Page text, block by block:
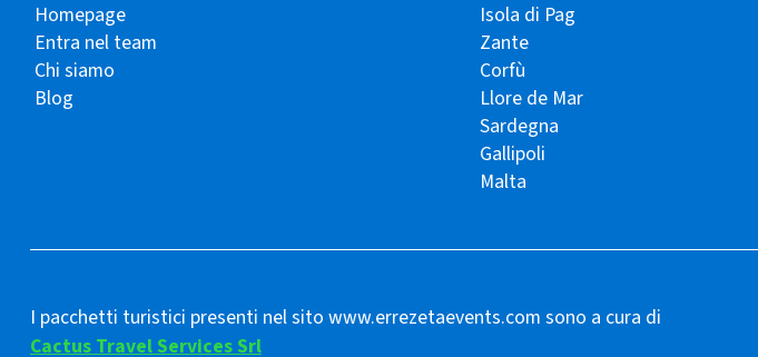
Homepage
Entra nel team
Chi siamo
Blog
Isola di Pag
Zante
Corfù
Llore de Mar
Sardegna
Gallipoli
Malta
I pacchetti turistici presenti nel sito www.errezetaevents.com sono a cura di
Cactus Travel Services Srl